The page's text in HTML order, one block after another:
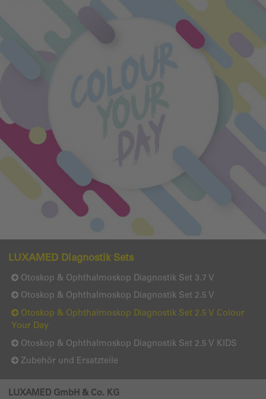
LUXAMED Diagnostik Sets
Otoskop & Ophthalmoskop Diagnostik Set 3.7 V
Otoskop & Ophthalmoskop Diagnostik Set 2.5 V
Otoskop & Ophthalmoskop Diagnostik Set 2.5 V Colour
Your Day
Otoskop & Ophthalmoskop Diagnostik Set 2.5 V KIDS
Zubehör und Ersatzteile
LUXAMED GmbH & Co. KG